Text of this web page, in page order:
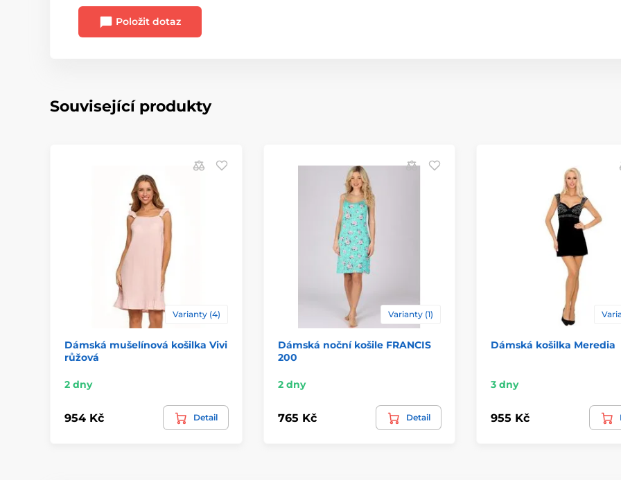
Položit dotaz
Související produkty
Varianty (4)
Dámská mušelínová košilka Vivi
růžová
2 dny
954 Kč Detail
Varianty (1)
Dámská noční košile FRANCIS
200
2 dny
765 Kč Detail
Dámská košilka Meredia
3 dny
955 Kč